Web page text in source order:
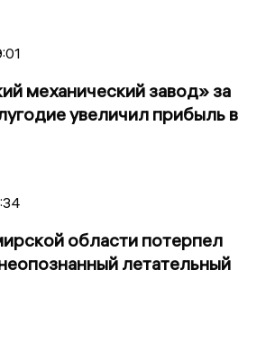
механический завод» за
увеличил прибыль в
области потерпел
летательный